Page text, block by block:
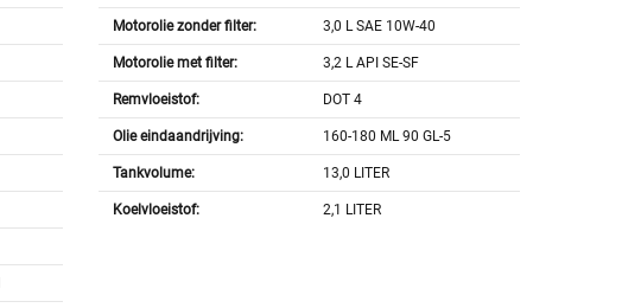
Motorolie zonder filter: 3,0 L SAE 10W-40
Motorolie met filter: 3,2 L API SE-SF
Remvloeistof: DOT 4
Olie eindaandrijving: 160-180 ML 90 GL-5
Tankvolume: 13,0 LITER
Koelvloeistof: 2,1 LITER